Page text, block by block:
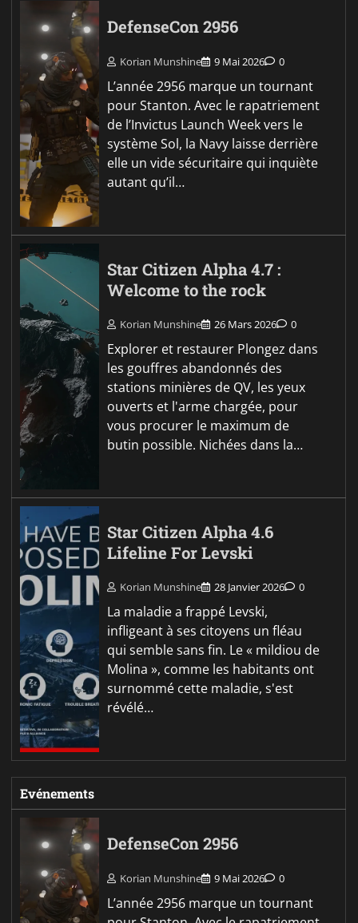
DefenseCon 2956
Korian Munshine 9 Mai 2026 0
L’année 2956 marque un tournant
pour Stanton. Avec le rapatriement
de l’Invictus Launch Week vers le
système Sol, la Navy laisse derrière
elle un vide sécuritaire qui inquiète
autant qu’il…
Star Citizen Alpha 4.7 :
Welcome to the rock
Korian Munshine 26 Mars 2026 0
Explorer et restaurer Plongez dans
les gouffres abandonnés des
stations minières de QV, les yeux
ouverts et l'arme chargée, pour
vous procurer le maximum de
butin possible. Nichées dans la…
Star Citizen Alpha 4.6
Lifeline For Levski
Korian Munshine 28 Janvier 2026 0
La maladie a frappé Levski,
infligeant à ses citoyens un fléau
qui semble sans fin. Le « mildiou de
Molina », comme les habitants ont
surnommé cette maladie, s'est
révélé…
Evénements
DefenseCon 2956
Korian Munshine 9 Mai 2026 0
L’année 2956 marque un tournant